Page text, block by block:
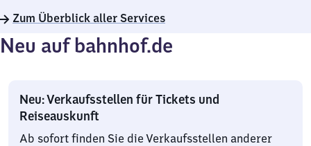
Zum Überblick aller Services
Neu auf bahnhof.de
Neu: Verkaufsstellen für Tickets und
Reiseauskunft
Ab sofort finden Sie die Verkaufsstellen anderer